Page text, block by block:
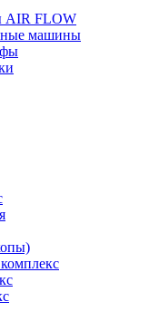
AIR FLOW
машины